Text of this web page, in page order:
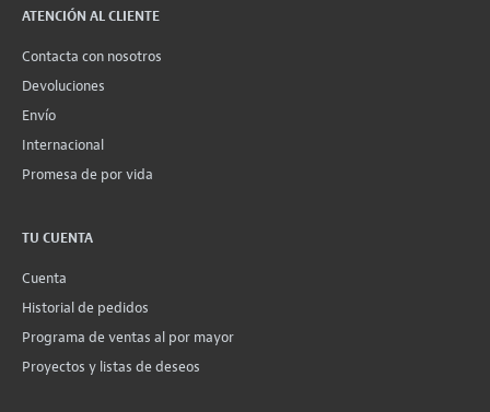
ATENCIÓN AL CLIENTE
Contacta con nosotros
Devoluciones
Envío
Internacional
Promesa de por vida
TU CUENTA
Cuenta
Historial de pedidos
Programa de ventas al por mayor
Proyectos y listas de deseos